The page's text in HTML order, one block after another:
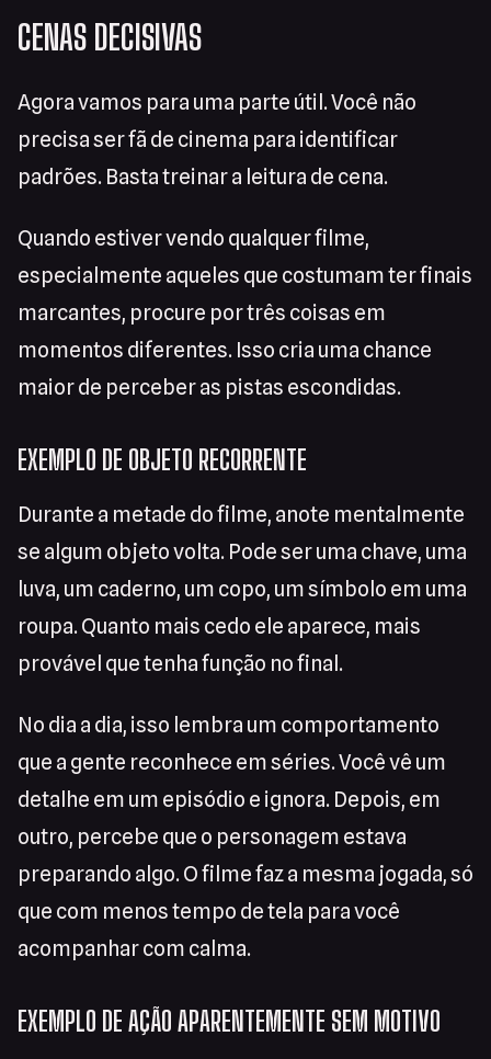
CENAS DECISIVAS
Agora vamos para uma parte útil. Você não
precisa ser fã de cinema para identificar
padrões. Basta treinar a leitura de cena.
Quando estiver vendo qualquer filme,
especialmente aqueles que costumam ter finais
marcantes, procure por três coisas em
momentos diferentes. Isso cria uma chance
maior de perceber as pistas escondidas.
EXEMPLO DE OBJETO RECORRENTE
Durante a metade do filme, anote mentalmente
se algum objeto volta. Pode ser uma chave, uma
luva, um caderno, um copo, um símbolo em uma
roupa. Quanto mais cedo ele aparece, mais
provável que tenha função no final.
No dia a dia, isso lembra um comportamento
que a gente reconhece em séries. Você vê um
detalhe em um episódio e ignora. Depois, em
outro, percebe que o personagem estava
preparando algo. O filme faz a mesma jogada, só
que com menos tempo de tela para você
acompanhar com calma.
EXEMPLO DE AÇÃO APARENTEMENTE SEM MOTIVO